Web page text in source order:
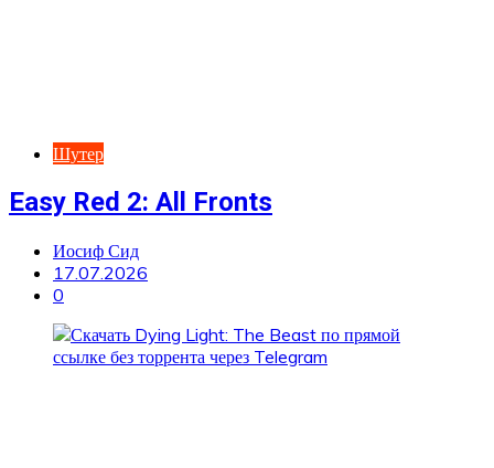
Шутер
Easy Red 2: All Fronts
Иосиф Сид
17.07.2026
0